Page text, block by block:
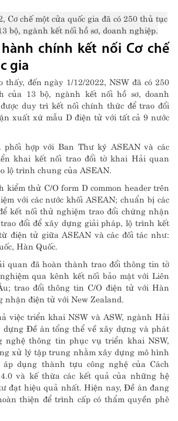
Cơ chế một cửa quốc gia đã có 250 thủ tục
bộ, ngành kết nối hồ sơ, doanh nghiệp.
chính kết nối Cơ chế
gia
thấy, đến ngày 1/12/2022, NSW đã có 250
của 13 bộ, ngành kết nối hồ sơ, doanh
duy trì kết nối chính thức để trao đổi
xuất xứ mẫu D điện tử với tất cả 9 nước
phối hợp với Ban Thư ký ASEAN và các
khai kết nối trao đổi tờ khai Hải quan
lộ trình chung của ASEAN.
kiểm thử C/O form D common header trên
với các nước khối ASEAN; chuẩn bị các
kết nối thử nghiệm trao đổi chứng nhận
đổi để xây dựng giải pháp, lộ trình kết
điện tử giữa ASEAN và các đối tác như:
Hàn Quốc.
quan đã hoàn thành trao đổi thông tin tờ
qua kênh kết nối bảo mật với Liên
trao đổi thông tin C/O điện tử với Hàn
nhận điện tử với New Zealand.
việc triển khai NSW và ASW, ngành Hải
Đề án tổng thể về xây dựng và phát
nghệ thông tin phục vụ triển khai NSW,
xử lý tập trung nhằm xây dựng mô hình
dụng thành tựu công nghệ của Cách
và kế thừa các kết quả của những hệ
đạt hiệu quả nhất. Hiện nay, Đề án đang
thiện để trình cấp có thẩm quyền phê